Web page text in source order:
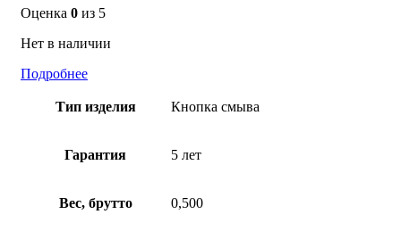
Оценка 0 из 5
Нет в наличии
Подробнее
Тип изделия Кнопка смыва
Гарантия 5 лет
Вес, брутто 0,500